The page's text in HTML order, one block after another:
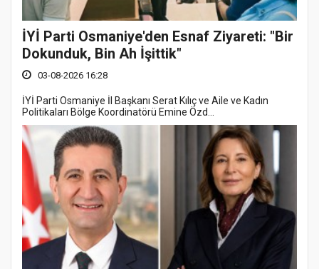
İYİ Parti Osmaniye'den Esnaf Ziyareti: "Bir
Dokunduk, Bin Ah İşittik"
03-08-2026 16:28
İYİ Parti Osmaniye İl Başkanı Serat Kılıç ve Aile ve Kadın
Politikaları Bölge Koordinatörü Emine Özd...